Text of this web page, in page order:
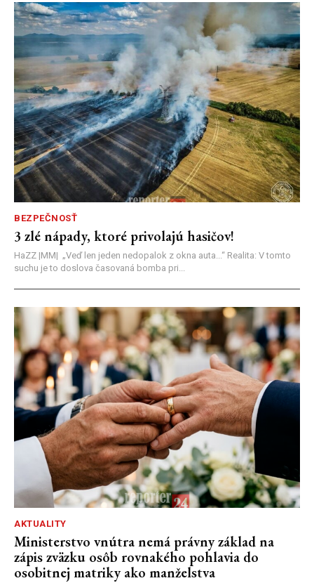
BEZPEČNOSŤ
3 zlé nápady, ktoré privolajú hasičov!
HaZZ |MM| ​„Veď len jeden nedopalok z okna auta...“ ​Realita: V tomto
suchu je to doslova časovaná bomba pri...
AKTUALITY
Ministerstvo vnútra nemá právny základ na
zápis zväzku osôb rovnakého pohlavia do
osobitnej matriky ako manželstva